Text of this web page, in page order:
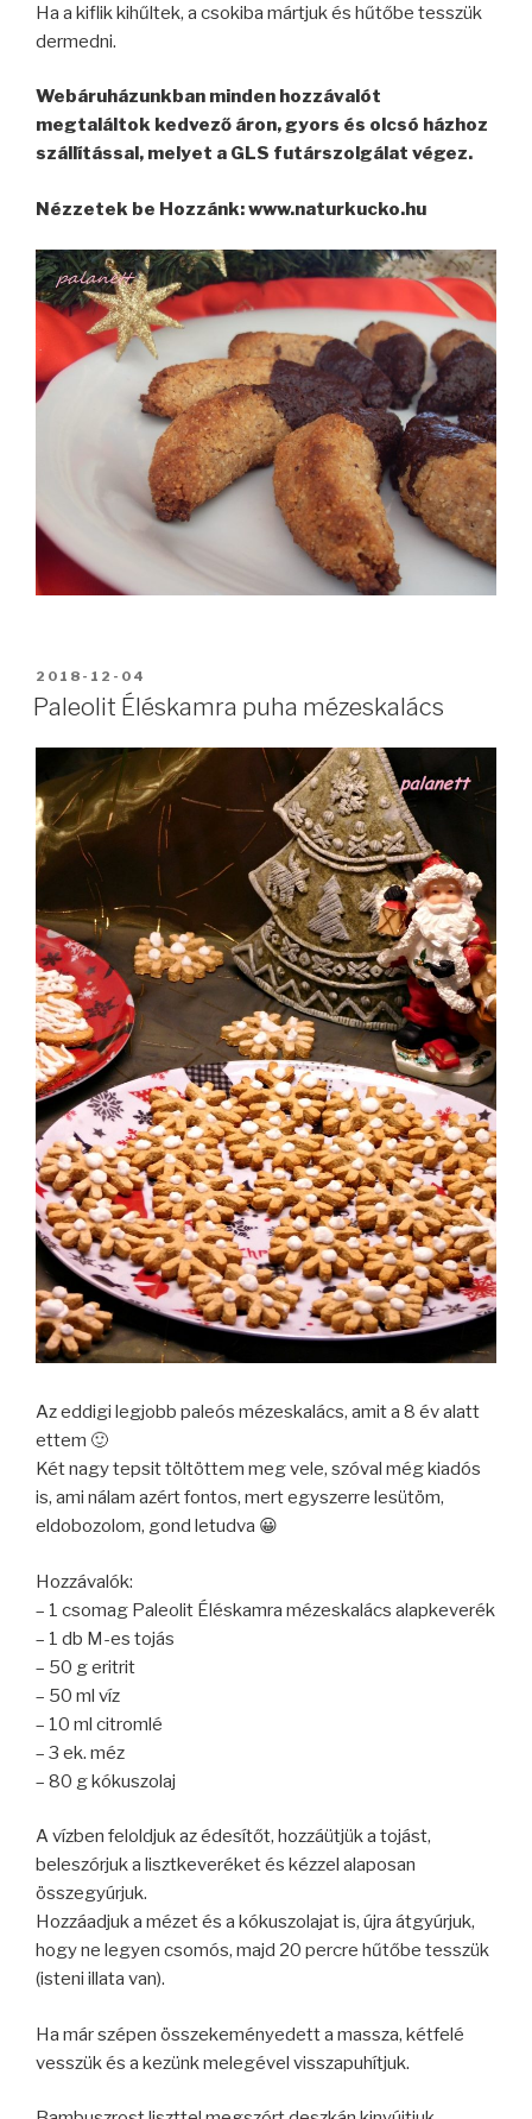
Ha a kiflik kihűltek, a csokiba mártjuk és hűtőbe tesszük
dermedni.
Webáruházunkban minden hozzávalót
megtaláltok kedvező áron, gyors és olcsó házhoz
szállítással, melyet a GLS futárszolgálat végez.
Nézzetek be Hozzánk: www.naturkucko.hu
BEKÜLDVE:
2018-12-04
Paleolit Éléskamra puha mézeskalács
Az eddigi legjobb paleós mézeskalács, amit a 8 év alatt
ettem 🙂
Két nagy tepsit töltöttem meg vele, szóval még kiadós
is, ami nálam azért fontos, mert egyszerre lesütöm,
eldobozolom, gond letudva 😀
Hozzávalók:
– 1 csomag Paleolit Éléskamra mézeskalács alapkeverék
– 1 db M-es tojás
– 50 g eritrit
– 50 ml víz
– 10 ml citromlé
– 3 ek. méz
– 80 g kókuszolaj
A vízben feloldjuk az édesítőt, hozzáütjük a tojást,
beleszórjuk a lisztkeveréket és kézzel alaposan
összegyúrjuk.
Hozzáadjuk a mézet és a kókuszolajat is, újra átgyúrjuk,
hogy ne legyen csomós, majd 20 percre hűtőbe tesszük
(isteni illata van).
Ha már szépen összekeményedett a massza, kétfelé
vesszük és a kezünk melegével visszapuhítjuk.